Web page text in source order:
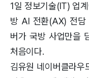
1일 정보기술(IT) 업
방 AI 전환(AX) 전담
버가 국방 사업만을
처음이다.
김유원 네이버클라